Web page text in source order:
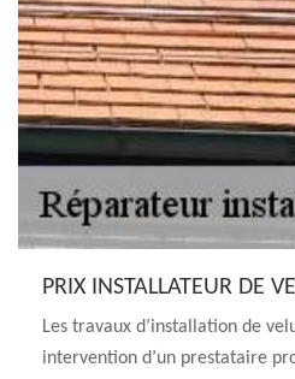
PRIX INSTALLATEUR DE
Les travaux d’installation de
intervention d’un prestataire